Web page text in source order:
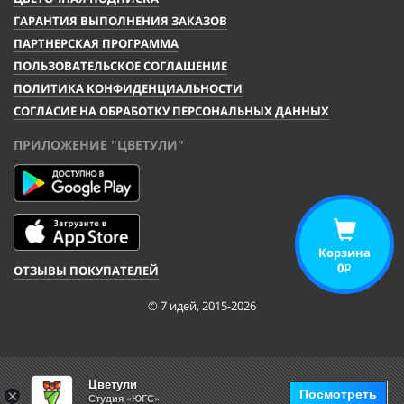
ГАРАНТИЯ ВЫПОЛНЕНИЯ ЗАКАЗОВ
ПАРТНЕРСКАЯ ПРОГРАММА
ПОЛЬЗОВАТЕЛЬСКОЕ СОГЛАШЕНИЕ
ПОЛИТИКА КОНФИДЕНЦИАЛЬНОСТИ
СОГЛАСИЕ НА ОБРАБОТКУ ПЕРСОНАЛЬНЫХ ДАННЫХ
ПРИЛОЖЕНИЕ "ЦВЕТУЛИ"
ОТЗЫВЫ ПОКУПАТЕЛЕЙ
© 7 идей, 2015-2026
Корзина
0i
×
Цветули
Студия «ЮГС»
Посмотреть